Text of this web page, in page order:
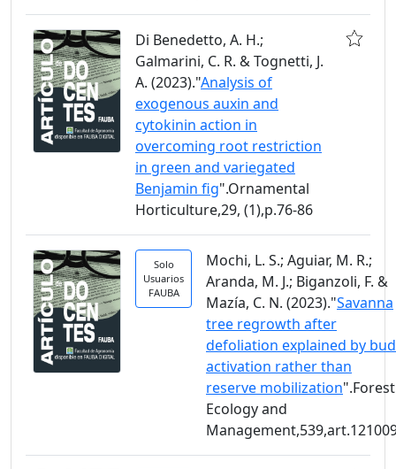
Di Benedetto, A. H.;
Galmarini, C. R. & Tognetti, J.
A. (2023)."Analysis of
exogenous auxin and
cytokinin action in
overcoming root restriction
in green and variegated
Benjamin fig".Ornamental
Horticulture,29, (1),p.76-86
Solo
Usuarios
FAUBA
Mochi, L. S.; Aguiar, M. R.;
Aranda, M. J.; Biganzoli, F. &
Mazía, C. N. (2023)."Savanna
tree regrowth after
defoliation explained by bud
activation rather than
reserve mobilization".Forest
Ecology and